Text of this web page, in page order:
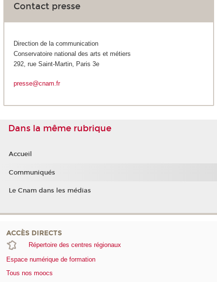
Contact presse
Direction de la communication
Conservatoire national des arts et métiers
292, rue Saint-Martin, Paris 3e
presse@cnam.fr
Dans la même rubrique
Accueil
Communiqués
Le Cnam dans les médias
ACCÈS DIRECTS
Répertoire des centres régionaux
Espace numérique de formation
Tous nos moocs